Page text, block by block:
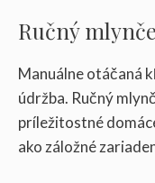
Ručný
Manuálne otáčaná
údržba. Ručný
príležitostné
ako záložné